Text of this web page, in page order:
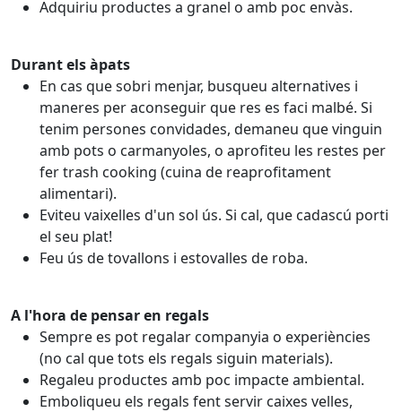
Adquiriu productes a granel o amb poc envàs.
Durant els àpats
En cas que sobri menjar, busqueu alternatives i
maneres per aconseguir que res es faci malbé. Si
tenim persones convidades, demaneu que vinguin
amb pots o carmanyoles, o aprofiteu les restes per
fer trash cooking (cuina de reaprofitament
alimentari).
Eviteu vaixelles d'un sol ús. Si cal, que cadascú porti
el seu plat!
Feu ús de tovallons i estovalles de roba.
A l'hora de pensar en regals
Sempre es pot regalar companyia o experiències
(no cal que tots els regals siguin materials).
Regaleu productes amb poc impacte ambiental.
Emboliqueu els regals fent servir caixes velles,